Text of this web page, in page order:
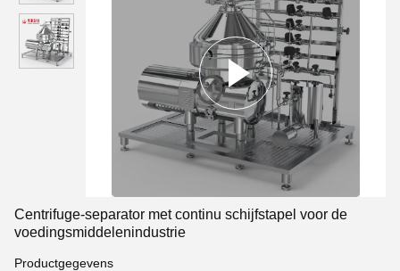
Centrifuge-separator met continu schijfstapel voor de
voedingsmiddelenindustrie
Productgegevens